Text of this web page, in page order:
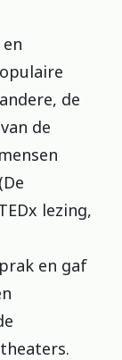
de
de
lezing,
en gaf